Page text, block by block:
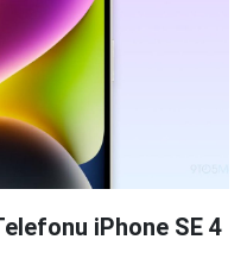
iPhone SE 4